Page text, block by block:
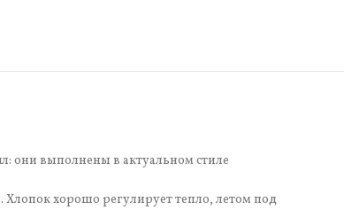
они выполнены в актуальном стиле
хорошо регулирует тепло, летом под